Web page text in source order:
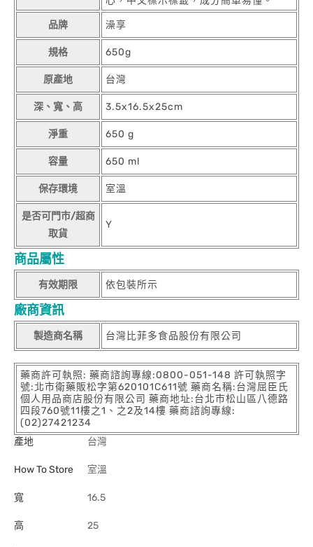
品牌 澡享
規格 650g
原產地 台灣
深、寬、高 3.5x16.5x25cm
淨重 650 g
容量 650 ml
保存環境 室溫
是否可門市/超商
取貨
Y
商品屬性
有效期限 依包裝所示
廠商資訊
製造商名稱 台灣比菲多食品股份有限公司
藥商許可執照: 藥商諮詢專線:0800-051-148 許可執照字
號:北市衛藥販松字第620101C611號 藥商名稱:台灣屈臣氏
個人用品商店股份有限公司 藥商地址:台北市松山區八德路
四段760號11樓之1、之2及14樓 藥商諮詢專線:
(02)27421234
產地
台灣
How To Store 室溫
寬 16.5
高 25